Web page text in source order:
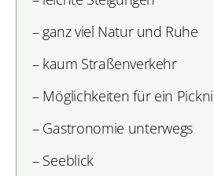
– ganz viel Natur und Ruhe
– kaum Straßenverkehr
– Möglichkeiten für ein
– Gastronomie unterwegs
– Seeblick